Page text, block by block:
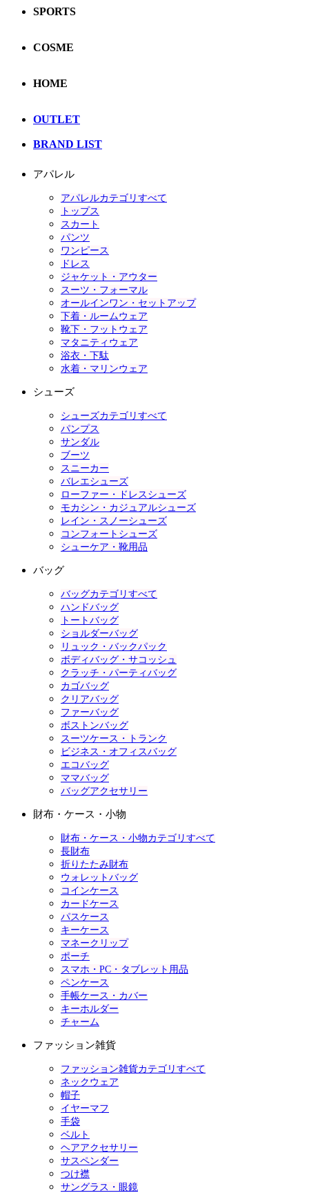
SPORTS
COSME
HOME
OUTLET
BRAND LIST
アパレル
アパレルカテゴリすべて
トップス
スカート
パンツ
ワンピース
ドレス
ジャケット・アウター
スーツ・フォーマル
オールインワン・セットアップ
下着・ルームウェア
靴下・フットウェア
マタニティウェア
浴衣・下駄
水着・マリンウェア
シューズ
シューズカテゴリすべて
パンプス
サンダル
ブーツ
スニーカー
バレエシューズ
ローファー・ドレスシューズ
モカシン・カジュアルシューズ
レイン・スノーシューズ
コンフォートシューズ
シューケア・靴用品
バッグ
バッグカテゴリすべて
ハンドバッグ
トートバッグ
ショルダーバッグ
リュック・バックパック
ボディバッグ・サコッシュ
クラッチ・パーティバッグ
カゴバッグ
クリアバッグ
ファーバッグ
ボストンバッグ
スーツケース・トランク
ビジネス・オフィスバッグ
エコバッグ
ママバッグ
バッグアクセサリー
財布・ケース・小物
財布・ケース・小物カテゴリすべて
長財布
折りたたみ財布
ウォレットバッグ
コインケース
カードケース
パスケース
キーケース
マネークリップ
ポーチ
スマホ・PC・タブレット用品
ペンケース
手帳ケース・カバー
キーホルダー
チャーム
ファッション雑貨
ファッション雑貨カテゴリすべて
ネックウェア
帽子
イヤーマフ
手袋
ベルト
ヘアアクセサリー
サスペンダー
つけ襟
サングラス・眼鏡